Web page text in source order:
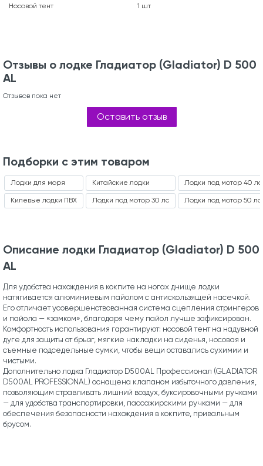
Носовой тент 1 шт
Отзывы о лодке Гладиатор (Gladiator) D 500
AL
Отзывов пока нет
Оставить отзыв
Подборки с этим товаром
Лодки для моря
Килевые лодки ПВХ
Китайские лодки
Лодки под мотор 30 лс
Лодки под мотор 40 лс
Лодки под мотор 50 лс
Описание лодки Гладиатор (Gladiator) D 500
AL
Для удобства нахождения в кокпите на ногах днище лодки
натягивается алюминиевым пайолом с антискользящей насечкой.
Его отличает усовершенствованная система сцепления стрингеров
и пайола — «замком», благодаря чему пайол лучше зафиксирован.
Комфортность использования гарантируют: носовой тент на надувной
дуге для защиты от брызг, мягкие накладки на сиденья, носовая и
съемные подседельные сумки, чтобы вещи оставались сухимии и
чистыми.
Дополнительно лодка Гладиатор D500AL Профессионал (GLADIATOR
D500AL PROFESSIONAL) оснащена клапаном избыточного давления,
позволяющим стравливать лишний воздух, буксировочными ручками
— для удобства транспортировки, пассажирскими ручками — для
обеспечения безопасности нахождения в кокпите, привальным
брусом.